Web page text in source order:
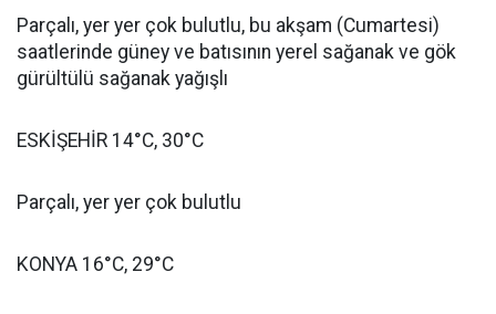
Parçalı, yer yer çok bulutlu, bu akşam (Cumartesi)
saatlerinde güney ve batısının yerel sağanak ve gök
gürültülü sağanak yağışlı
ESKİŞEHİR 14°C, 30°C
Parçalı, yer yer çok bulutlu
KONYA 16°C, 29°C